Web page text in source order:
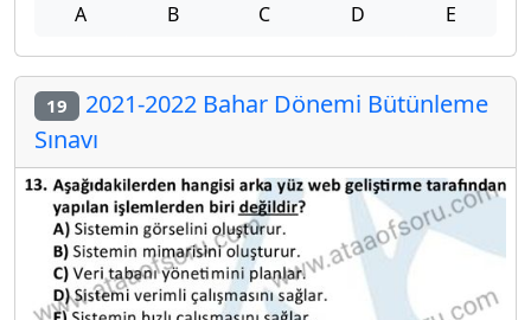
A B C D E
19 2021-2022 Bahar Dönemi Bütünleme
Sınavı